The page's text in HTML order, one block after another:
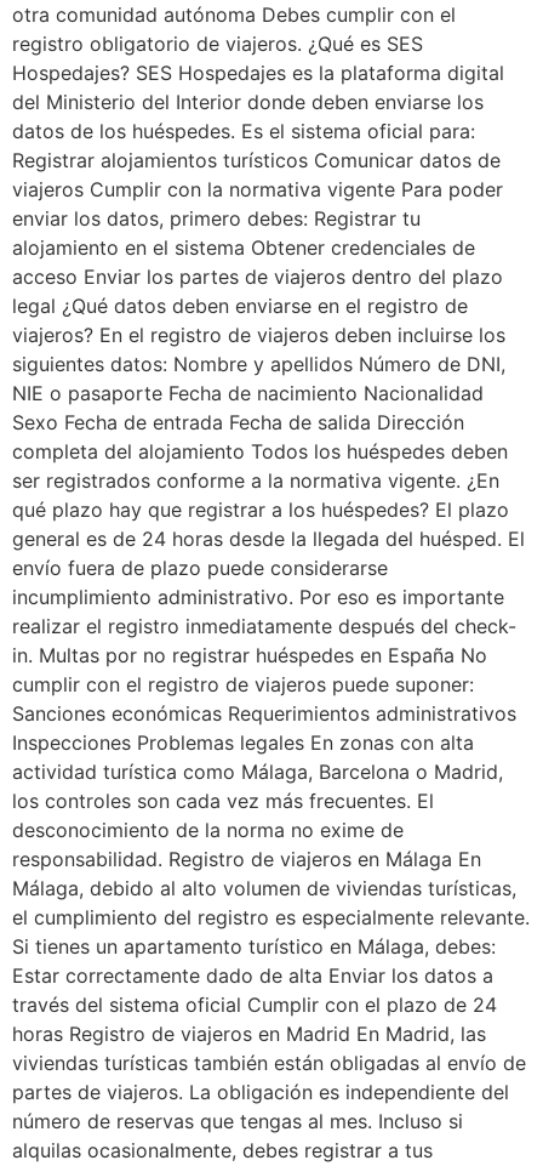
otra comunidad autónoma Debes cumplir con el
registro obligatorio de viajeros. ¿Qué es SES
Hospedajes? SES Hospedajes es la plataforma digital
del Ministerio del Interior donde deben enviarse los
datos de los huéspedes. Es el sistema oficial para:
Registrar alojamientos turísticos Comunicar datos de
viajeros Cumplir con la normativa vigente Para poder
enviar los datos, primero debes: Registrar tu
alojamiento en el sistema Obtener credenciales de
acceso Enviar los partes de viajeros dentro del plazo
legal ¿Qué datos deben enviarse en el registro de
viajeros? En el registro de viajeros deben incluirse los
siguientes datos: Nombre y apellidos Número de DNI,
NIE o pasaporte Fecha de nacimiento Nacionalidad
Sexo Fecha de entrada Fecha de salida Dirección
completa del alojamiento Todos los huéspedes deben
ser registrados conforme a la normativa vigente. ¿En
qué plazo hay que registrar a los huéspedes? El plazo
general es de 24 horas desde la llegada del huésped. El
envío fuera de plazo puede considerarse
incumplimiento administrativo. Por eso es importante
realizar el registro inmediatamente después del check-
in. Multas por no registrar huéspedes en España No
cumplir con el registro de viajeros puede suponer:
Sanciones económicas Requerimientos administrativos
Inspecciones Problemas legales En zonas con alta
actividad turística como Málaga, Barcelona o Madrid,
los controles son cada vez más frecuentes. El
desconocimiento de la norma no exime de
responsabilidad. Registro de viajeros en Málaga En
Málaga, debido al alto volumen de viviendas turísticas,
el cumplimiento del registro es especialmente relevante.
Si tienes un apartamento turístico en Málaga, debes:
Estar correctamente dado de alta Enviar los datos a
través del sistema oficial Cumplir con el plazo de 24
horas Registro de viajeros en Madrid En Madrid, las
viviendas turísticas también están obligadas al envío de
partes de viajeros. La obligación es independiente del
número de reservas que tengas al mes. Incluso si
alquilas ocasionalmente, debes registrar a tus